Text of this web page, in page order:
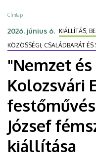
Kolozsvári
Edit
festőművész
és
Szabó
József
fémszobrász
kiállítása
Morzsa
Címlap
2026. június 6. KIÁLLÍTÁS,
KÖZÖSSÉGI, CSALÁDBARÁT
"Nemzet
Kolozsvári
József
kiállítása